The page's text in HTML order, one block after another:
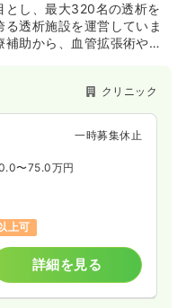
とし、最大320名の透析を
透析施設を運営していま
助から、血管拡張術や造
クリニック
一時募集休止
〜75.0万円
上可
詳細を見る